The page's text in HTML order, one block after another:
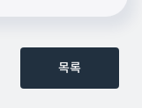
목록